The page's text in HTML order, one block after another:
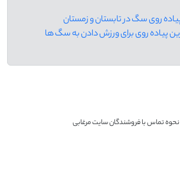
نحوه تماس با فروشندگان سایت مرغابی